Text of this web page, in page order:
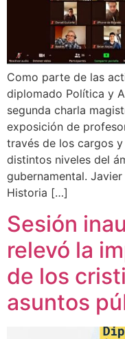
Como parte de las
diplomado Política y
segunda charla
exposición de
través de los cargos
distintos niveles del
gubernamental.
Historia […]
Sesión
relevó la
de los
asuntos